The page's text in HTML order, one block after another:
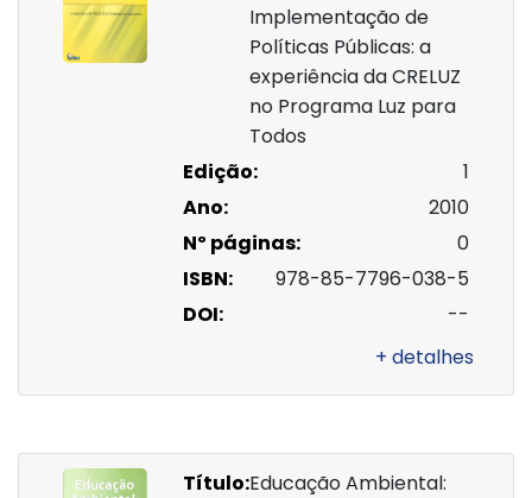
Implementação de
Políticas Públicas: a
experiência da CRELUZ
no Programa Luz para
Todos
Edição:
1
Ano:
2010
Nº páginas:
0
ISBN:
978-85-7796-038-5
DOI:
--
+ detalhes
Título:Educação Ambiental: